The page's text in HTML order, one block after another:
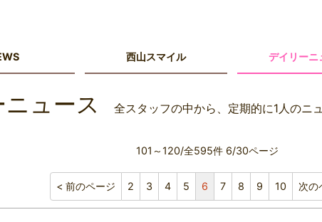
西山スマイル デイリーニ
ュース 全スタッフの中から、定期的に1人のニ
101～120/全595件 6/30ページ
< 前のページ 2 3 4 5 6 7 8 9 10 次の